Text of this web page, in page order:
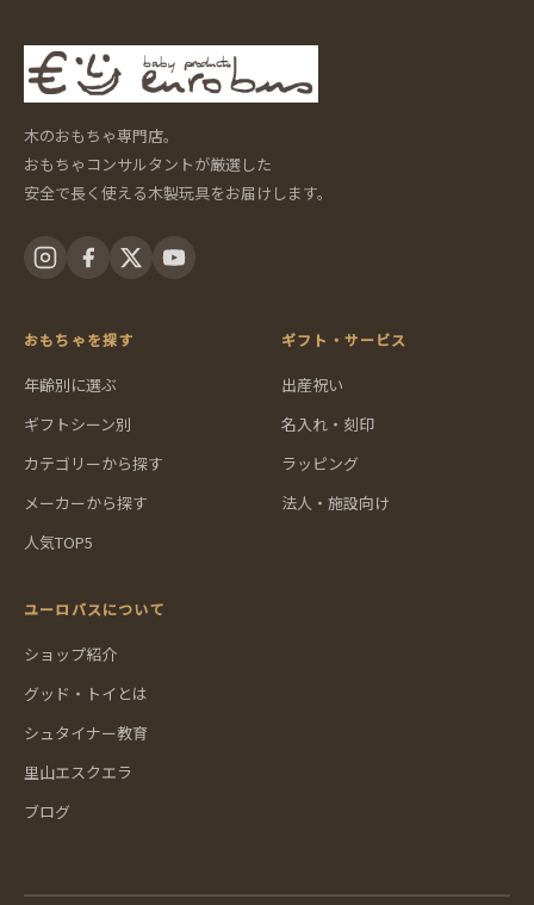
木のおもちゃ専門店。
おもちゃコンサルタントが厳選した
安全で長く使える木製玩具をお届けします。
おもちゃを探す
年齢別に選ぶ
ギフトシーン別
カテゴリーから探す
メーカーから探す
人気TOP5
ギフト・サービス
出産祝い
名入れ・刻印
ラッピング
法人・施設向け
ユーロバスについて
ショップ紹介
グッド・トイとは
シュタイナー教育
里山エスクエラ
ブログ